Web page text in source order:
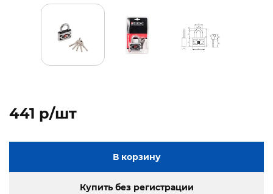
441 p/шт
В корзину
Купить без регистрации